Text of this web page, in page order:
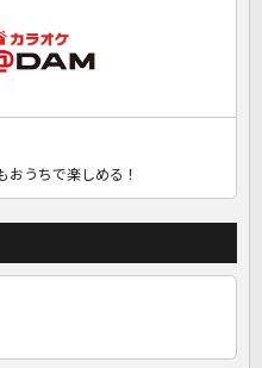
おうちで楽しめる！